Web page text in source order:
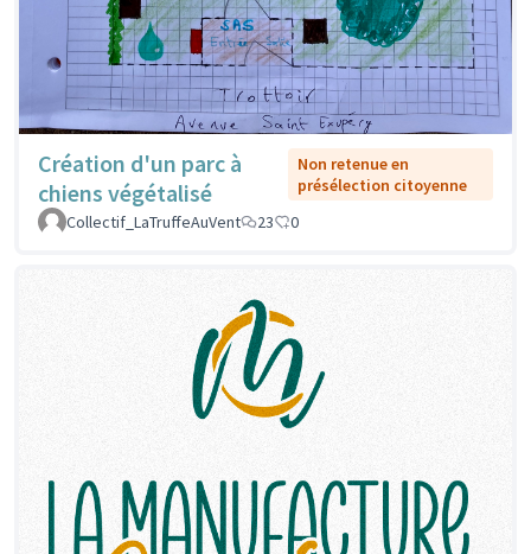
Création d'un parc à
chiens végétalisé
Non retenue en
présélection citoyenne
Collectif_LaTruffeAuVent
23 0